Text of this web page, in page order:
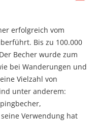
erfolgreich vom
Bis zu 100.000
Becher wurde zum
bei Wanderungen und
Vielzahl von
unter anderem:
Verwendung hat